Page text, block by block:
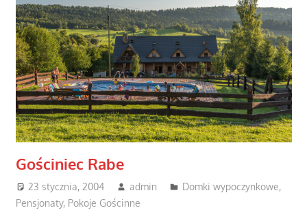
Gościniec Rabe
23 stycznia, 2004 admin Domki wypoczynkowe,
Pensjonaty, Pokoje Gościnne